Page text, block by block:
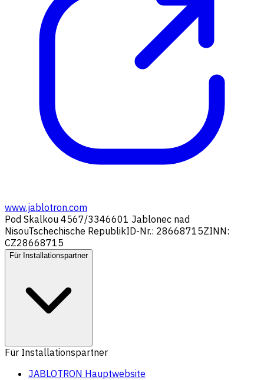
www.jablotron.com
Pod Skalkou 4567/3346601 Jablonec nad
NisouTschechische RepublikID-Nr.: 28668715ZINN:
CZ28668715
Für Installationspartner
Für Installationspartner
JABLOTRON Hauptwebsite